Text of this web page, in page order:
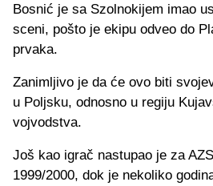
Bosnić je sa Szolnokijem imao
sceni, pošto je ekipu odveo do
prvaka.
Zanimljivo je da će ovo biti
u Poljsku, odnosno u regiju
vojvodstva.
Još kao igrač nastupao je za
1999/2000, dok je nekoliko